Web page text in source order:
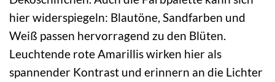
hier widerspiegeln: Blautöne, Sandfarben und
Weiß passen hervorragend zu den Blüten.
Leuchtende rote Amarillis wirken hier als
spannender Kontrast und erinnern an die Lichter